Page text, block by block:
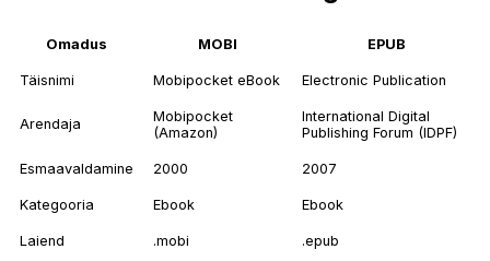
Omadus MOBI EPUB
Täisnimi Mobipocket eBook Electronic Publication
Arendaja
Mobipocket
(Amazon)
International Digital
Publishing Forum (IDPF)
Esmaavaldamine 2000 2007
Kategooria Ebook Ebook
Laiend .mobi .epub